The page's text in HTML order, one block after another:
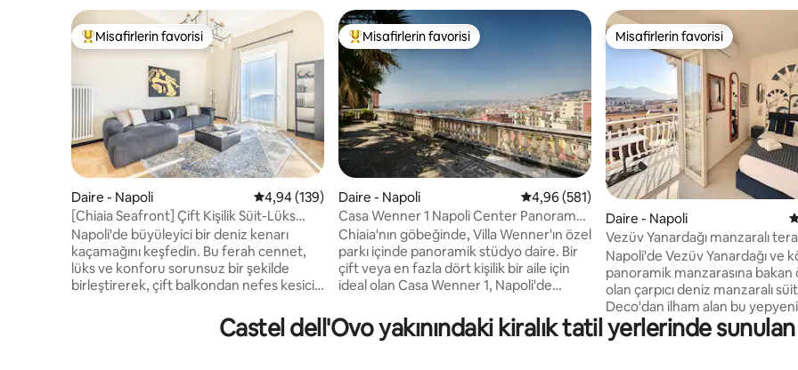
Misafirlerin favorilerinden en beğenilenler arasında
Misafirlerin favorisi
Daire - Napoli 5 üzerinden ortalama 4,94 puan, 139 değerlendirme
4,94 (139)
[Chiaia Seafront] Çift Kişilik Süit-Lüks
Tasarım
Napoli'de büyüleyici bir deniz kenarı
kaçamağını keşfedin. Bu ferah cennet,
lüks ve konforu sorunsuz bir şekilde
birleştirerek, çift balkondan nefes kesici
Napoli'nin zengin kültürünü
deneyimleyin, yakındaki trattorias'ta
Misafirlerin favorilerinden en beğenilenler arasında
Misafirlerin favorisi
Daire - Napoli 5 üzerinden ortalama 4,96 puan, 581
4,96 (581)
Casa Wenner 1 Napoli Center Panorama
Chiaia
Chiaia'nın göbeğinde, Villa Wenner'ın özel
parkı içinde panoramik stüdyo daire. Bir
çift veya en fazla dört kişilik bir aile için
ideal olan Casa Wenner 1, Napoli'de
araya getiriyor: merkezi konum, sessizlik,
yeşillik ve körfez manzarası. Birkaç dakika
Misafirlerin favorisi
Misafirlerin favorisi
Daire - Napoli
Vezüv Yanardağı manzaralı
deniz manzaralı Art Deco süit
Napoli'de Vezüv Yanardağı ve
panoramik manzarasına bakan
olan çarpıcı deniz manzaralı
Deco'dan ilham alan bu
doğal ışık ve hem iç hem de
yemek yeme alanına sahiptir.
Castel dell'Ovo yakınındaki kiralık tatil yerlerinde